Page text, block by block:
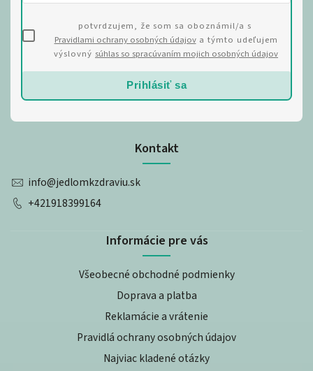
Kontakt
info@jedlomkzdraviu.sk
+421918399164
Informácie pre vás
Všeobecné obchodné podmienky
Doprava a platba
Reklamácie a vrátenie
Pravidlá ochrany osobných údajov
Najviac kladené otázky
potvrdzujem, že som sa oboznámil/a s
Pravidlami ochrany osobných údajova týmto udeľujem
výslovný súhlas so spracúvaním mojich osobných údajov
Prihlásiť sa